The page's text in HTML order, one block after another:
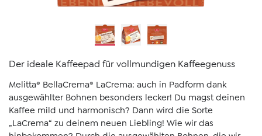
Der ideale Kaffeepad für vollmundigen Kaffeegenuss
Melitta® BellaCrema® LaCrema: auch in Padform dank
ausgewählter Bohnen besonders lecker! Du magst deinen
Kaffee mild und harmonisch? Dann wird die Sorte
„LaCrema“ zu deinem neuen Liebling! Wie wir das